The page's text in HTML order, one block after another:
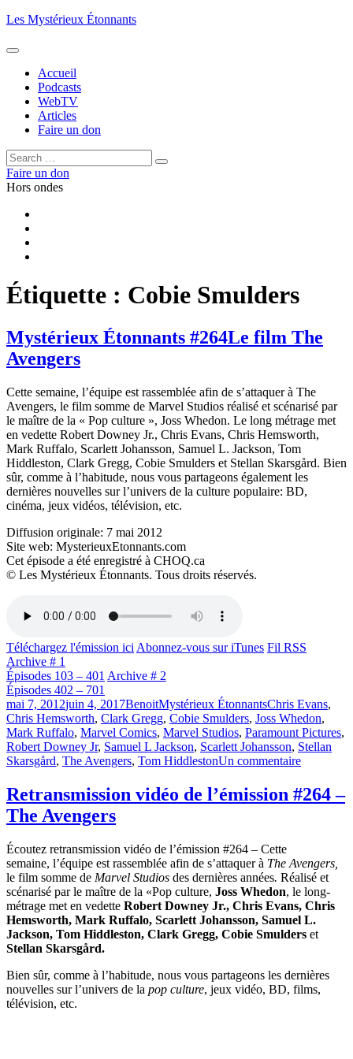
Aller
contenu
Les Mystérieux Étonnants
Accueil
Podcasts
WebTV
Articles
Faire un don
Rechercher :
Rechercher
Faire un don
Hors ondes
Étiquette : Cobie Smulders
Mystérieux Étonnants #264Le film The
Avengers
Cette semaine, l’équipe est rassemblée afin de s’attaquer à The
Avengers, le film somme de Marvel Studios réalisé et scénarisé par
le maître de la « Pop culture », Joss Whedon. Le long métrage met
en vedette Robert Downey Jr., Chris Evans, Chris Hemsworth,
Mark Ruffalo, Scarlett Johansson, Samuel L. Jackson, Tom
Hiddleston, Clark Gregg, Cobie Smulders et Stellan Skarsgård. Bien
sûr, comme à l’habitude, nous vous partageons également les
dernières nouvelles sur l’univers de la culture populaire: BD,
cinéma, jeux vidéos, télévision, etc.
Diffusion originale: 7 mai 2012
Site web: MysterieuxEtonnants.com
Cet épisode a été enregistré à CHOQ.ca
© Les Mystérieux Étonnants. Tous droits réservés.
Téléchargez l'émission ici Abonnez-vous sur iTunes Fil RSS
Archive # 1
Épisodes 103 – 401 Archive # 2
Épisodes 402 – 701
Publié
le
mai 7, 2012juin 4, 2017BenoitCatégories
Mystérieux ÉtonnantsÉtiquettes
Chris Evans,
Chris Hemsworth, Clark Gregg, Cobie Smulders, Joss Whedon,
Mark Ruffalo, Marvel Comics, Marvel Studios, Paramount Pictures,
Robert Downey Jr, Samuel L Jackson, Scarlett Johansson, Stellan
Skarsgård, The Avengers, Tom HiddlestonUn commentairesur
#264
–
Avengers
Retransmission vidéo de l’émission #264 –
The Avengers
Écoutez retransmission vidéo de l’émission #264 – Cette
semaine, l’équipe est rassemblée afin de s’attaquer à The Avengers,
le film somme de Marvel Studios des dernières années. Réalisé et
scénarisé par le maître de la «Pop culture, Joss Whedon, le long-
métrage met en vedette Robert Downey Jr., Chris Evans, Chris
Hemsworth, Mark Ruffalo, Scarlett Johansson, Samuel L.
Jackson, Tom Hiddleston, Clark Gregg, Cobie Smulders et
Stellan Skarsgård.
Bien sûr, comme à l’habitude, nous vous partageons les dernières
nouvelles sur l’univers de la pop culture, jeux vidéo, BD, films,
télévision, etc.